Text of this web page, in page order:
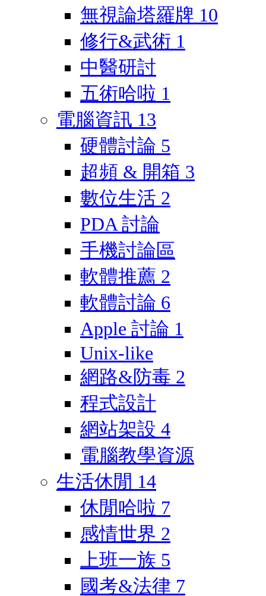
無視論塔羅牌 10
修行&武術 1
中醫研討
五術哈啦 1
電腦資訊 13
硬體討論 5
超頻 & 開箱 3
數位生活 2
PDA 討論
手機討論區
軟體推薦 2
軟體討論 6
Apple 討論 1
Unix-like
網路&防毒 2
程式設計
網站架設 4
電腦教學資源
生活休閒 14
休閒哈啦 7
感情世界 2
上班一族 5
國考&法律 7